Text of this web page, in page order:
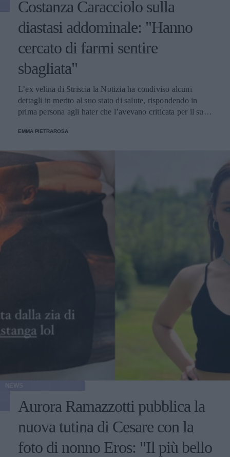
Costanza Caracciolo sulla
diastasi addominale: "Hanno
cercato di farmi sentire
sbagliata"
L’ex velina di Striscia la Notizia ha condiviso alcuni
dettagli in merito al suo stato di salute, rispondendo in
prima persona agli hater che l’avevano criticata per il suo
EMMA PIETRAROSA
Aurora Ramazzotti pubblica la
nuova tutina di Cesare con la
foto di nonno Eros: "Il più bello